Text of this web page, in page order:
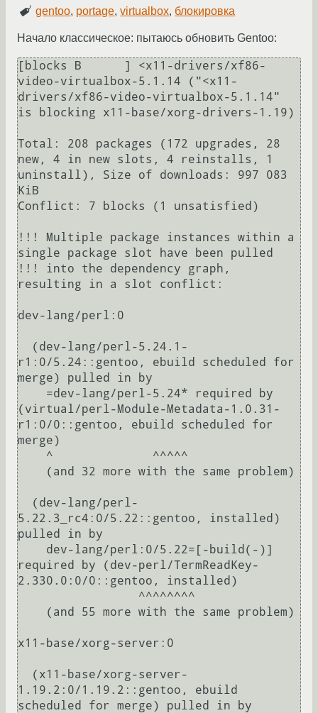
gentoo, portage,virtualbox, блокировка
Начало классическое: пытаюсь обновить Gentoo:
[blocks B      ] <x11-drivers/xf86-
video-virtualbox-5.1.14 ("<x11-
drivers/xf86-video-virtualbox-5.1.14"
is blocking x11-base/xorg-drivers-1.19)
Total: 208 packages (172 upgrades, 28
new, 4 in new slots, 4 reinstalls, 1
uninstall), Size of downloads: 997 083
KiB
Conflict: 7 blocks (1 unsatisfied)
!!! Multiple package instances within a
single package slot have been pulled
!!! into the dependency graph,
resulting in a slot conflict:
dev-lang/perl:0
r1:0/5.24::gentoo, ebuild scheduled for
merge) pulled in by
(virtual/perl-Module-Metadata-1.0.31-
r1:0/0::gentoo, ebuild scheduled for
merge)
5.22.3_rc4:0/5.22::gentoo, installed)
pulled in by
required by (dev-perl/TermReadKey-
2.330.0:0/0::gentoo, installed)
x11-base/xorg-server:0
1.19.2:0/1.19.2::gentoo, ebuild
scheduled for merge) pulled in by